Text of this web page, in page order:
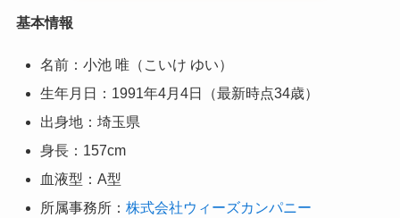
基本情報
名前：小池 唯（こいけ ゆい）
生年月日：1991年4月4日（最新時点34歳）
出身地：埼玉県
身長：157cm
血液型：A型
所属事務所： 株式会社ウィーズカンパニー